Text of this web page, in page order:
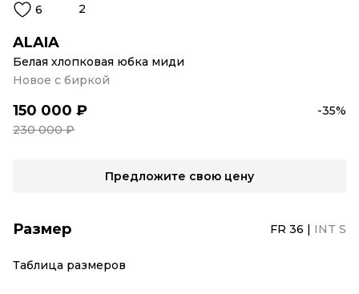
6 2
ALAIA
Белая хлопковая юбка миди
Новое с биркой
150 000 ₽
-35%
230 000 ₽
Предложите свою цену
Размер FR 36 | INT S
Таблица размеров